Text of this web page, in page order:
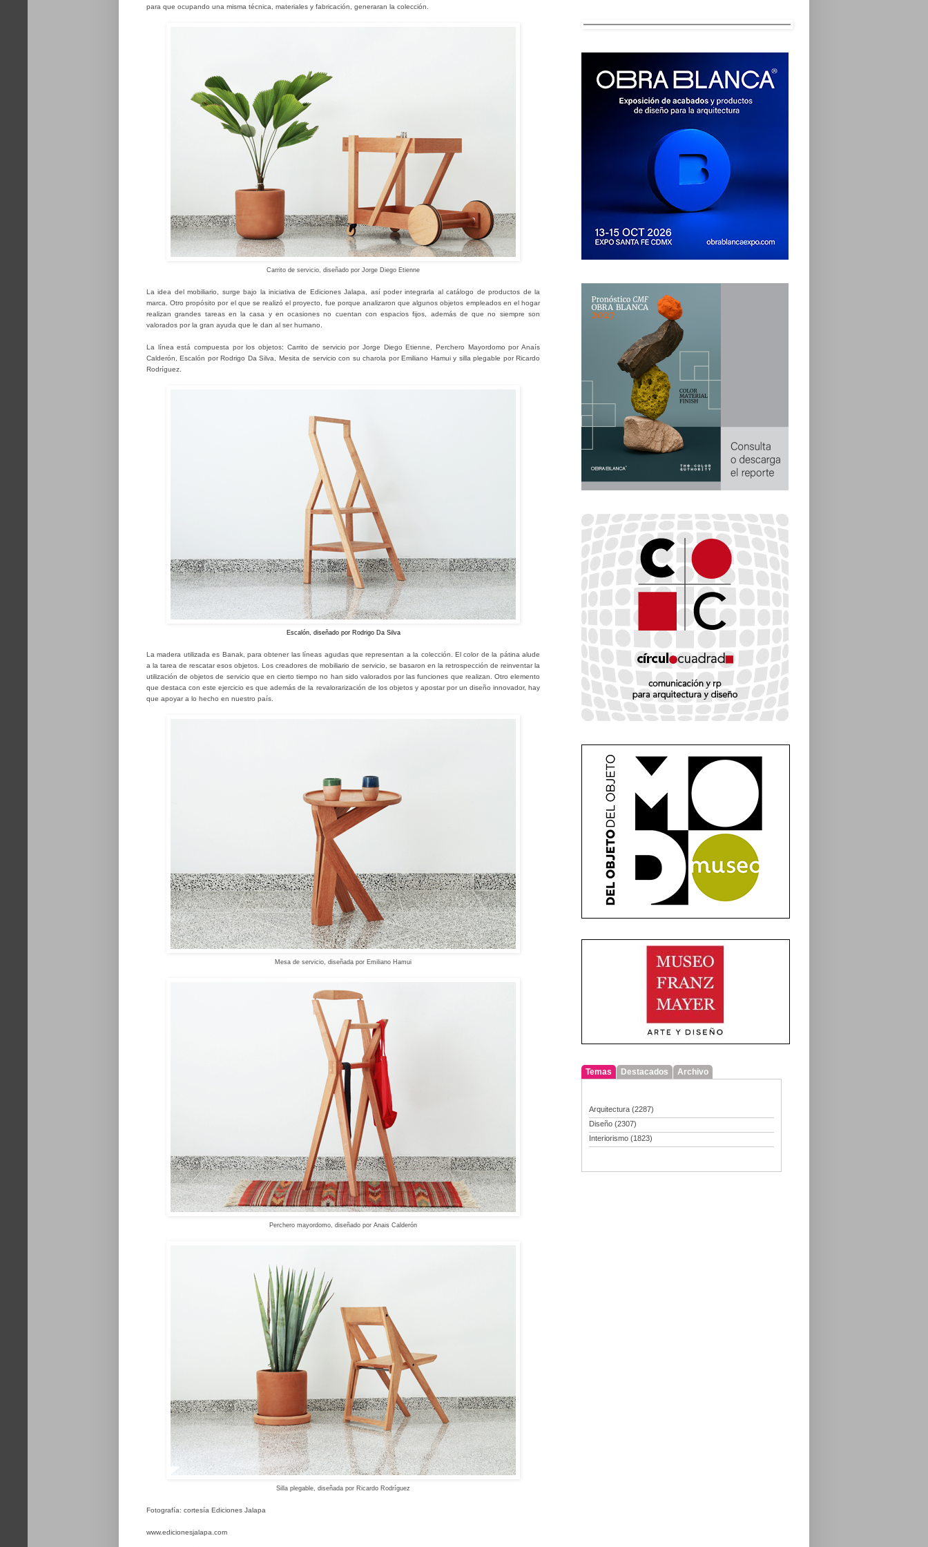
para que ocupando una misma técnica, materiales y fabricación, generaran la colección.
Carrito de servicio, diseñado por Jorge Diego Etienne
La idea del mobiliario, surge bajo la iniciativa de Ediciones Jalapa, así poder integrarla al catálogo de productos de la
marca. Otro propósito por el que se realizó el proyecto, fue porque analizaron que algunos objetos empleados en el hogar
realizan grandes tareas en la casa y en ocasiones no cuentan con espacios fijos, además de que no siempre son
valorados por la gran ayuda que le dan al ser humano.
La línea está compuesta por los objetos: Carrito de servicio por Jorge Diego Etienne, Perchero Mayordomo por Anaís
Calderón, Escalón por Rodrigo Da Silva, Mesita de servicio con su charola por Emiliano Hamui y silla plegable por Ricardo
Rodríguez.
Escalón, diseñado por Rodrigo Da Silva
La madera utilizada es Banak, para obtener las líneas agudas que representan a la colección. El color de la pátina alude
a la tarea de rescatar esos objetos. Los creadores de mobiliario de servicio, se basaron en la retrospección de reinventar la
utilización de objetos de servicio que en cierto tiempo no han sido valorados por las funciones que realizan. Otro elemento
que destaca con este ejercicio es queademás dela revalorarización de los objetos y apostar por un diseño innovador, hay
que apoyar a lo hecho en nuestro país.
Mesa de servicio, diseñada por Emiliano Hamui
Perchero mayordomo, diseñado por Anais Calderón
Silla plegable, diseñada por Ricardo Rodríguez
Fotografía: cortesía Ediciones Jalapa
www.edicionesjalapa.com
Temas Destacados Archivo
Arquitectura (2287)
Diseño (2307)
Interiorismo (1823)